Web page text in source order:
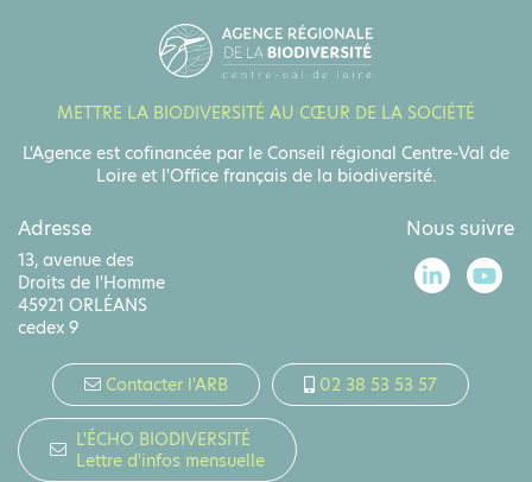
Adresse
13, avenue des
Droits de l'Homme
45921 ORLÉANS
cedex 9
Nous suivre
METTRE LA BIODIVERSITÉ AU CŒUR DE LA SOCIÉTÉ
L'Agence est cofinancée par le Conseil régional Centre-Val de
Loire et l'Office français de la biodiversité.
Contacter l'ARB 02 38 53 53 57
L'ÉCHO BIODIVERSITÉ
Lettre d'infos mensuelle